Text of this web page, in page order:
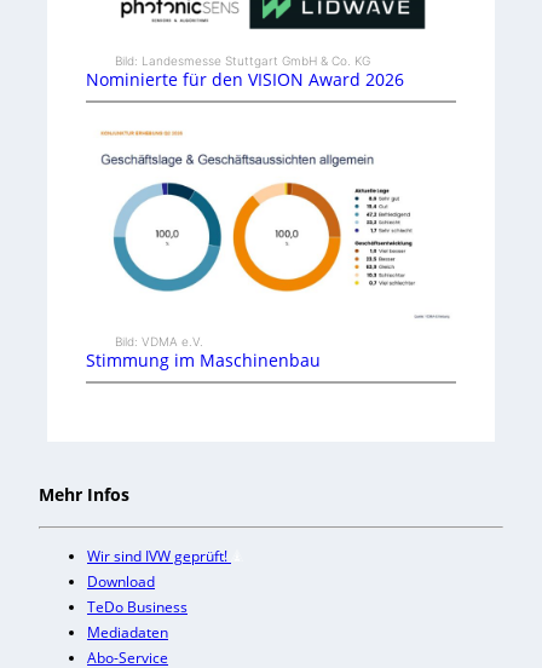
Bild: Landesmesse Stuttgart GmbH & Co. KG
Nominierte für den VISION Award 2026
Bild: VDMA e.V.
Stimmung im Maschinenbau
Mehr Infos
Wir sind IVW geprüft!
Download
TeDo Business
Mediadaten
Abo-Service